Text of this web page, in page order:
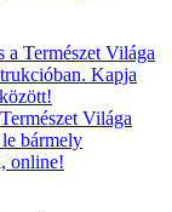
a Természet Világa
Kapja
Világa
bármely
online!